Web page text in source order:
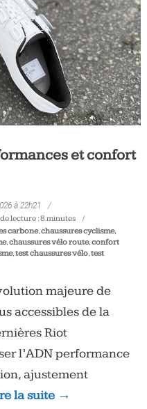
et confort
à 22h21
lecture :8 minutes
carbone,chaussures cyclisme,
,chaussures vélo route,confort
,test chaussures vélo,test
majeure de
accessibles de la
Riot
l’ADN performance
ajustement
la suite →